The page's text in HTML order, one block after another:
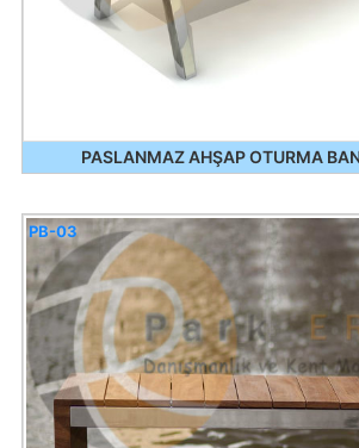
PASLANMAZ AHŞAP OTURMA
PB-03